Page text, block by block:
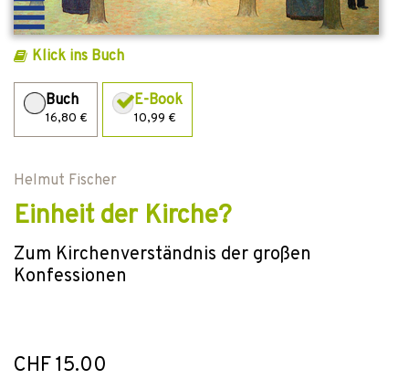
Klick ins Buch
Buch
16,80 €
E-Book
10,99 €
Helmut Fischer
Einheit der Kirche?
Zum Kirchenverständnis der großen
Konfessionen
CHF 15.00